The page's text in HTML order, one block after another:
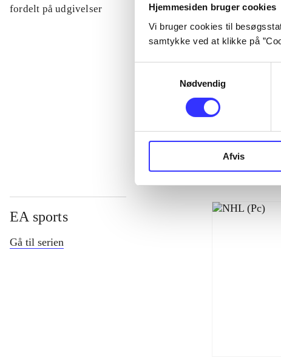
Hjemmesiden bruger cookies
Vi bruger cookies til
samtykke ved at klikke på
Nødvendig
Afvis
fordelt på udgivelser
...
...
...
EA sports
Gå til serien